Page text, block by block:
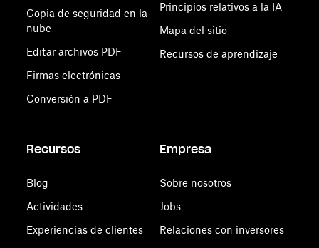
Copia de seguridad en la
nube
Editar archivos PDF
Firmas electrónicas
Conversión a PDF
Principios relativos a la IA
Mapa del sitio
Recursos de aprendizaje
Recursos
Blog
Actividades
Experiencias de clientes
Empresa
Sobre nosotros
Jobs
Relaciones con inversores